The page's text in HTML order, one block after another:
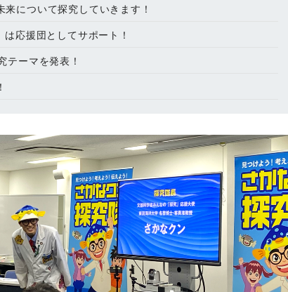
について探究していきます！
は応援団としてサポート！
テーマを発表！